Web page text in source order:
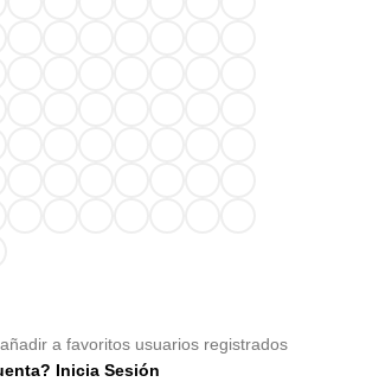
a favoritos usuarios registrados
Inicia Sesión